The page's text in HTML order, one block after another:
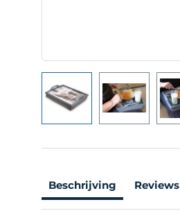
Beschrijving Reviews